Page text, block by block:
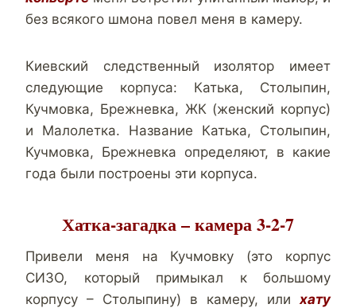
без всякого шмона повел меня в камеру.
Киевский следственный изолятор имеет
следующие корпуса: Катька, Столыпин,
Кучмовка, Брежневка, ЖК (женский корпус)
и Малолетка. Название Катька, Столыпин,
Кучмовка, Брежневка определяют, в какие
года были построены эти корпуса.
Хатка-загадка – камера 3-2-7
Привели меня на Кучмовку (это корпус
СИЗО, который примыкал к большому
корпусу – Столыпину) в камеру, или хату